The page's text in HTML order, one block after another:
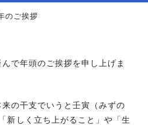
のご挨拶
で年頭のご挨拶を申し上げま
の干支でいうと壬寅（みずの
新しく立ち上がること」や「生